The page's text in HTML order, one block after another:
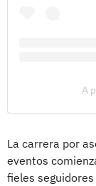
A
La carrera por
eventos
fieles